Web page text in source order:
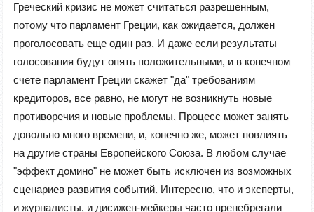
Греческий кризис не может считаться разрешенным,
потому что парламент Греции, как ожидается, должен
проголосовать еще один раз. И даже если результаты
голосования будут опять положительными, и в конечном
счете парламент Греции скажет "да" требованиям
кредиторов, все равно, не могут не возникнуть новые
противоречия и новые проблемы. Процесс может занять
довольно много времени, и, конечно же, может повлиять
на другие страны Европейского Союза. В любом случае
"эффект домино" не может быть исключен из возможных
сценариев развития событий. Интересно, что и эксперты,
и журналисты, и дисижен-мейкеры часто пренебрегали